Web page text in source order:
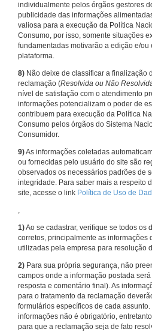
individualmente pelos órgãos gestores
publicidade das informações
valiosa para a execução da Política
Consumo, por isso, somente situações
fundamentadas motivarão a edição e/
plataforma.
8) Não deixe de classificar a finalização
reclamação (Resolvida ou Não
nível de satisfação com o atendimento
informações potencializam o poder de
contribuem para execução da Política
Consumo pelos órgãos do Sistema
Consumidor.
9)As informações coletadas
ou fornecidas pelo usuário do site são
observados os necessários padrões de
integridade. Para saber mais a respeito
site, acesse o link Política de Uso de
,
1)Ao se cadastrar, verifique se todos os
corretos, principalmente as informações
utilizadas pela empresa para resolução
2) Para sua própria segurança, não
campos onde a informação postada
resposta e comentário final). As
para o tratamento da reclamação
formulários específicos de cada
informações não é obrigatório,
para que a reclamação seja de fato